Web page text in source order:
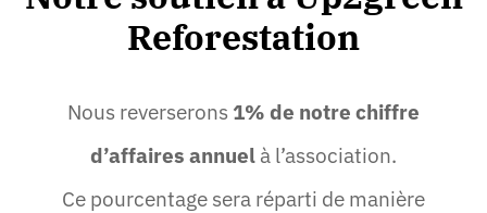
Reforestation
Nous reverserons 1% de notre chiffre
d’affaires annuel à l’association.
Ce pourcentage sera réparti de manière